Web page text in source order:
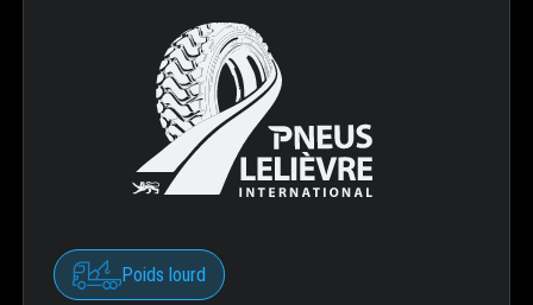
Poids lourd